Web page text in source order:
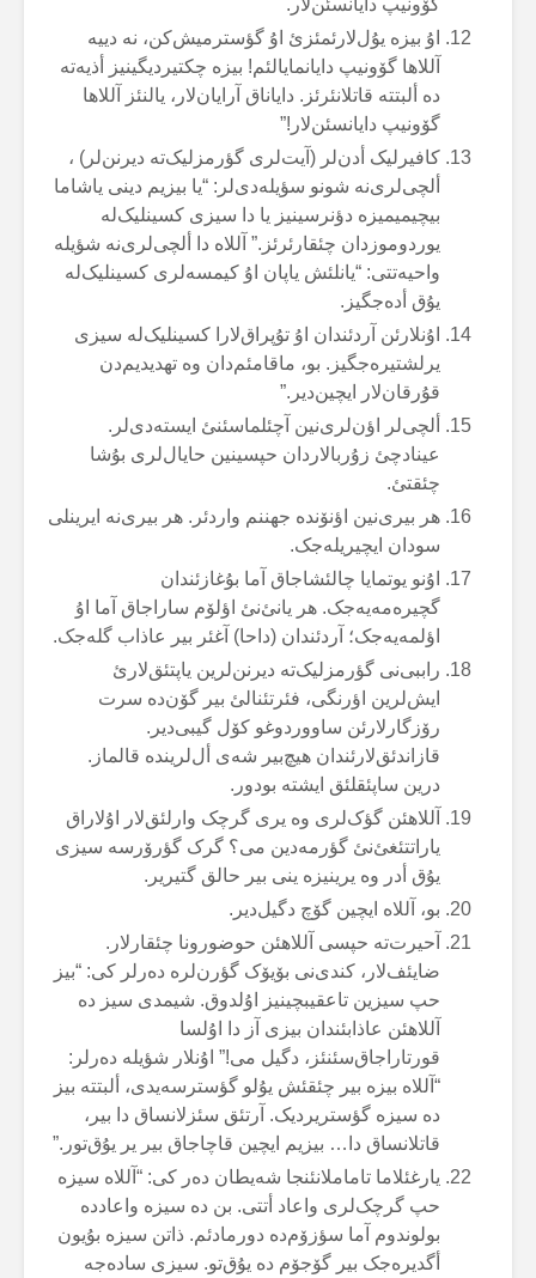
گۆونیپ دایانسئن‌لار.
اۇ بیزە یۇل‌لارئمئزئ اۇ گؤسترمیش‌کن، نە دییە
آللاها گۆونیپ دایانمایالئم! بیزە چکتیردیگینیز أذیەتە
دە ألبتتە قاتلانئرئز. دایاناق آرایان‌لار، یالنئز آللاها
گۆونیپ دایانسئن‌لار!”
کافیرلیک أدن‌لر (آیت‌لری گؤرمزلیک‌تە دیرنن‌لر) ،
ألچی‌لری‌نە شونو سؤیلەدی‌لر: “یا بیزیم دینی یاشاما
بیچیمیمیزە دؤنرسینیز یا دا سیزی کسینلیک‌لە
یوردوموزدان چئقارئرئز.” آللاە دا ألچی‌لری‌نە شؤیلە
واحیەتتی: “یانلئش یاپان اۇ کیمسەلری کسینلیک‌لە
یۇق أدەجگیز.
اۇنلارئن آردئندان اۇ تۇپراق‌لارا کسینلیک‌لە سیزی
یرلشتیرەجگیز. بو، ماقامئم‌دان وە تهدیدیم‌دن
قۇرقان‌لار ایچین‌دیر.”
ألچی‌لر اؤن‌لری‌نین آچئلماسئنئ ایستەدی‌لر.
عینادچئ زۇربالاردان حپسینین حایال‌لری بۇشا
چئقتئ.
هر بیری‌نین اؤنۆندە جهننم واردئر. هر بیری‌نە ایرینلی
سودان ایچیریلەجک.
اۇنو یوتمایا چالئشاجاق آما بۇغازئندان
گچیرەمەیەجک. هر یانئ‌نئ اؤلۆم ساراجاق آما اۇ
اؤلمەیەجک؛ آردئندان (داحا) آغئر بیر عاذاب گلەجک.
راببی‌نی گؤرمزلیک‌تە دیرنن‌لرین یاپتئق‌لارئ
ایش‌لرین اؤرنگی، فئرتئنالئ بیر گۆن‌دە سرت
رۆزگارلارئن ساووردوغو کۆل گیبی‌دیر.
قازاندئق‌لارئندان هیچ‌بیر شەی أل‌لریندە قالماز.
درین ساپئقلئق ایشتە بودور.
آللاهئن گؤک‌لری وە یری گرچک وارلئق‌لار اۇلاراق
یاراتتئغئ‌نئ گؤرمەدین می؟ گرک گؤرۆرسە سیزی
یۇق أدر وە یرینیزە ینی بیر حالق گتیریر.
بو، آللاە ایچین گۆچ دگیل‌دیر.
آحیرت‌تە حپسی آللاهئن حوضورونا چئقارلار.
ضایئف‌لار، کندی‌نی بۆیۆک گؤرن‌لرە دەرلر کی: “بیز
حپ سیزین تاعقیبچینیز اۇلدوق. شیمدی سیز دە
آللاهئن عاذابئندان بیزی آز دا اۇلسا
قورتاراجاق‌سئنئز، دگیل می!” اۇنلار شؤیلە دەرلر:
“آللاە بیزە بیر چئقئش یۇلو گؤسترسەیدی، ألبتتە بیز
دە سیزە گؤستریردیک. آرتئق سئزلانساق دا بیر،
قاتلانساق دا… بیزیم ایچین قاچاجاق بیر یر یۇق‌تور.”
یارغئلاما تاماملانئنجا شەیطان دەر کی: “آللاە سیزە
حپ گرچک‌لری واعاد أتتی. بن دە سیزە واعاددە
بولوندوم آما سؤزۆم‌دە دورمادئم. ذاتن سیزە بۇیون
أگدیرەجک بیر گۆجۆم دە یۇق‌تو. سیزی سادەجە